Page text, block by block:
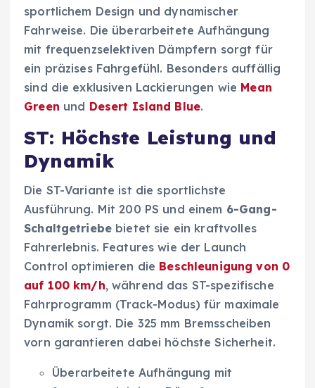
sportlichem Design und dynamischer
Fahrweise. Die überarbeitete Aufhängung
mit frequenzselektiven Dämpfern sorgt für
ein präzises Fahrgefühl. Besonders auffällig
sind die exklusiven Lackierungen wie Mean
Green und Desert Island Blue.
ST: Höchste Leistung und
Dynamik
Die ST-Variante ist die sportlichste
Ausführung. Mit 200 PS und einem 6-Gang-
Schaltgetriebe bietet sie ein kraftvolles
Fahrerlebnis. Features wie der Launch
Control optimieren die Beschleunigung von 0
auf 100 km/h, während das ST-spezifische
Fahrprogramm (Track-Modus) für maximale
Dynamik sorgt. Die 325 mm Bremsscheiben
vorn garantieren dabei höchste Sicherheit.
Überarbeitete Aufhängung mit